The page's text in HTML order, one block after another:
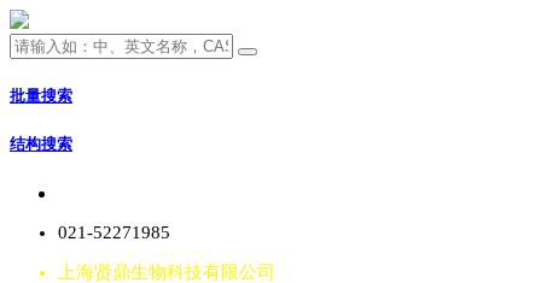
批量搜索
结构搜索
021-52271985
上海贤鼎生物科技有限公司